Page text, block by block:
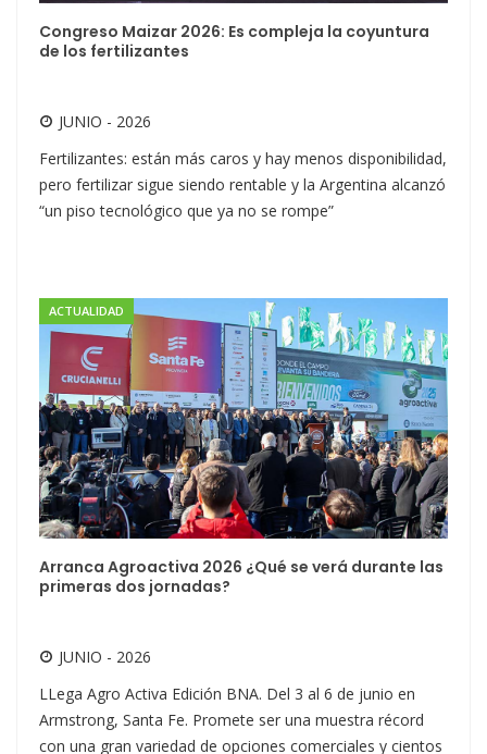
Congreso Maizar 2026: Es compleja la coyuntura
de los fertilizantes
JUNIO - 2026
Fertilizantes: están más caros y hay menos disponibilidad,
pero fertilizar sigue siendo rentable y la Argentina alcanzó
“un piso tecnológico que ya no se rompe”
ACTUALIDAD
Arranca Agroactiva 2026 ¿Qué se verá durante las
primeras dos jornadas?
JUNIO - 2026
LLega Agro Activa Edición BNA. Del 3 al 6 de junio en
Armstrong, Santa Fe. Promete ser una muestra récord
con una gran variedad de opciones comerciales y cientos